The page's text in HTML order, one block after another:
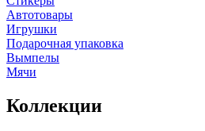
Автотовары
Игрушки
Подарочная упаковка
Вымпелы
Мячи
Коллекции